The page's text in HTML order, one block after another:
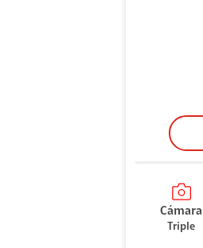
Cámara
Triple